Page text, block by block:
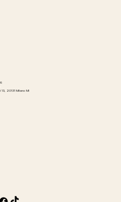
13, 20131 Milano MI